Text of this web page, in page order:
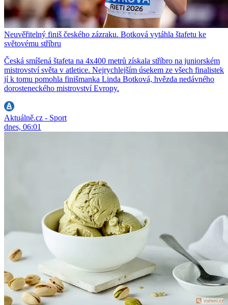
Neuvěřitelný finiš českého zázraku. Botková vytáhla štafetu ke
světovému stříbru
Česká smíšená štafeta na 4x400 metrů získala stříbro na juniorském
mistrovství světa v atletice. Nejrychlejším úsekem ze všech finalistek
jí k tomu pomohla finišmanka Linda Botková, hvězda nedávného
dorosteneckého mistrovství Evropy.
Aktuálně.cz - Sport
dnes, 06:01